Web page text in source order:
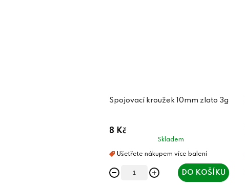
Spojovací kroužek 10mm zlato 3g
8 Kč
Skladem
DO KOŠÍKU